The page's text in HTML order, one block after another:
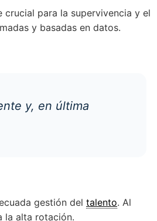
crucial para la supervivencia y el
y basadas en datos.
y, en última
gestión del talento. Al
la alta rotación.